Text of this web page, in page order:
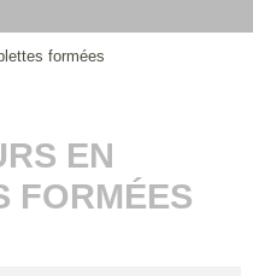
formées
EN
FORMÉES